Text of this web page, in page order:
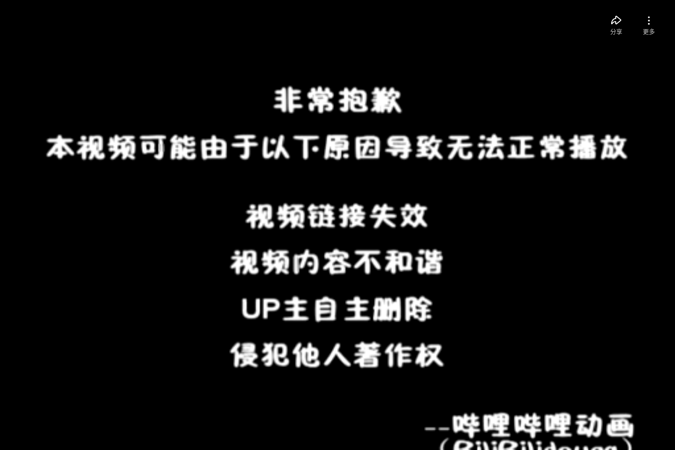
分享 更多